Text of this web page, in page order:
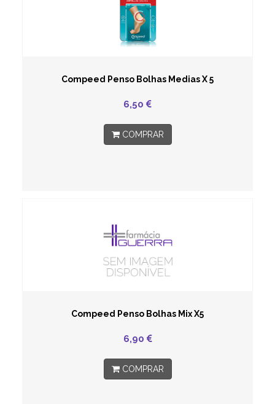
Compeed Penso Bolhas Medias X 5
6,50
COMPRAR
Compeed Penso Bolhas Mix X5
6,90
COMPRAR